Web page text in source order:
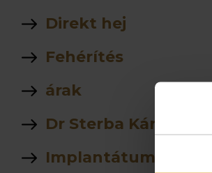
Direkt hej
Fehérítés
árak
Dr Sterba Károly
Implantátum